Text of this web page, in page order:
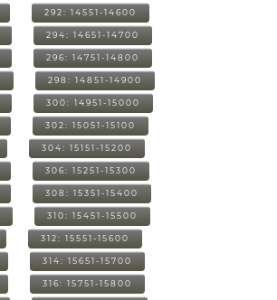
292: 14551-14600
294: 14651-14700
296: 14751-14800
298: 14851-14900
300: 14951-15000
302: 15051-15100
304: 15151-15200
306: 15251-15300
308: 15351-15400
310: 15451-15500
312: 15551-15600
314: 15651-15700
316: 15751-15800